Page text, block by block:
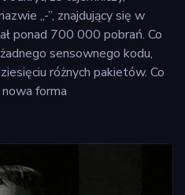
„-”, znajdujący się w
ponad 700 000 pobrań. Co
sensownego kodu,
różnych pakietów. Co
forma